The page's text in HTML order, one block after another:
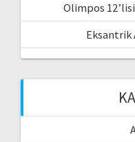
Olimpos
Eksantrik